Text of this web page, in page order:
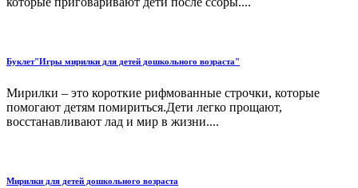
Буклет"Игры мирилки для детей дошкольного возраста"
Мирилки – это короткие рифмованные строчки, которые
помогают детям помириться.Дети легко прощают,
восстанавливают лад и мир в жизни....
Мирилки для детей дошкольного возраста